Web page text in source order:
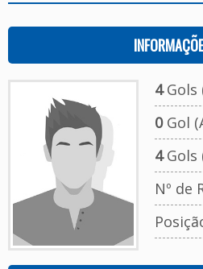
4Gols
0Gol
4Gols
Nº de